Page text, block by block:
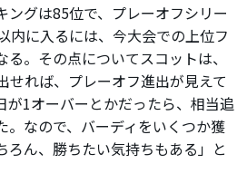
グは85位で、プレーオフシリー
内に入るには、今大会での上位フ
。その点についてスコットは、
せれば、プレーオフ進出が見えて
が1オーバーとかだったら、相当追
。なので、バーディをいくつか獲
ろん、勝ちたい気持ちもある」と